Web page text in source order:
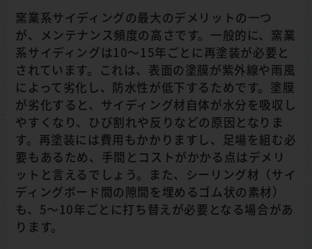
窯業系サイディングの最大のデメリットの一つ
が、メンテナンス頻度の高さです。一般的に、窯業
系サイディングは10～15年ごとに再塗装が必要と
されています。これは、表面の塗膜が紫外線や雨風
によって劣化し、防水性が低下するためです。塗膜
が劣化すると、サイディング材自体が水分を吸収し
やすくなり、ひび割れや反りなどの原因となりま
す。再塗装には費用もかかりますし、足場を組む必
要もあるため、手間とコストがかかる点はデメリ
ットと言えるでしょう。また、シーリング材（サイ
ディングボード間の隙間を埋めるゴム状の素材）
も、5～10年ごとに打ち替えが必要となる場合があ
ります。